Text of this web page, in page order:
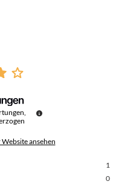
ansehen
1
0